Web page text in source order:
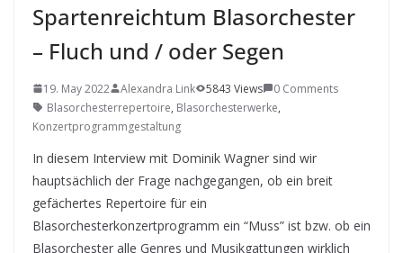
Spartenreichtum Blasorchester
– Fluch und / oder Segen
19. May 2022 Alexandra Link 5843 Views
0 Comments
Blasorchesterrepertoire, Blasorchesterwerke,
Konzertprogrammgestaltung
In diesem Interview mit Dominik Wagner sind wir
hauptsächlich der Frage nachgegangen, ob ein breit
gefächertes Repertoire für ein
Blasorchesterkonzertprogramm ein “Muss” ist bzw. ob ein
Blasorchester alle Genres und Musikgattungen wirklich